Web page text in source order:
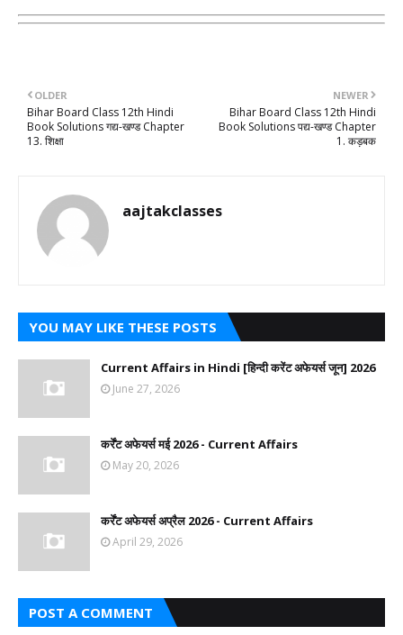
NEWER
Bihar Board Class 12th Hindi
Book Solutions पद्य-खण्ड Chapter
1. कड़बक
OLDER
Bihar Board Class 12th Hindi
Book Solutions गद्य-खण्ड Chapter
13. शिक्षा
aajtakclasses
YOU MAY LIKE THESE POSTS
Current Affairs in Hindi [हिन्दी करेंट अफेयर्स जून] 2026
June 27, 2026
कर्रेंट अफेयर्स मई 2026 - Current Affairs
May 20, 2026
कर्रेंट अफेयर्स अप्रैल 2026 - Current Affairs
April 29, 2026
POST A COMMENT